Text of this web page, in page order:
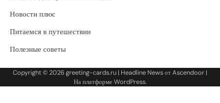
Новости плюс
Питаемся в путешествии
Полезные советы
Copyright © 2026greeting-cards.ru | Headline News отAscendoor |
На платформеWordPress.